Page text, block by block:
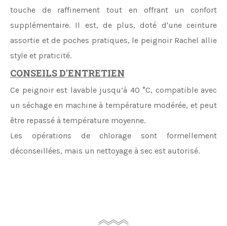
touche de raffinement tout en offrant un confort
supplémentaire. Il est, de plus, doté d'une ceinture
assortie et de poches pratiques, le peignoir Rachel allie
style et praticité.
CONSEILS D'ENTRETIEN
Ce peignoir est lavable jusqu’à 40 °C, compatible avec
un séchage en machine à température modérée, et peut
être repassé à température moyenne.
Les opérations de chlorage sont formellement
déconseillées, mais un nettoyage à sec est autorisé.